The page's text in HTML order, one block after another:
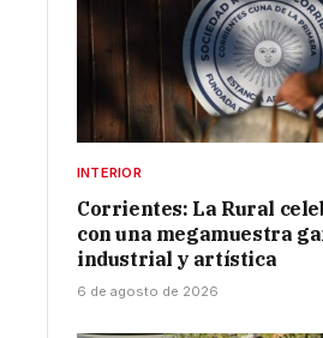
INTERIOR
Corrientes: La Rural
con una megamuestra
industrial y artística
6 de agosto de 2026